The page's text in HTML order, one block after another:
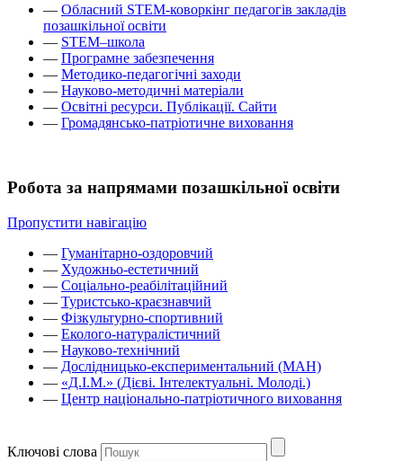
— Обласний STEM-коворкінг педагогів закладів
позашкільної освіти
— STEM–школа
— Програмне забезпечення
— Методико-педагогічні заходи
— Науково-методичні матеріали
— Освітні ресурси. Публікації. Сайти
— Громадянсько-патріотичне виховання
Робота за напрямами позашкільної освіти
Пропустити навігацію
— Гуманітарно-оздоровчий
— Художньо-естетичний
— Соціально-реабілітаційний
— Туристсько-краєзнавчий
— Фізкультурно-спортивний
— Еколого-натуралістичний
— Науково-технічний
— Дослідницько-експериментальний (МАН)
— «Д.І.М.» (Дієві. Інтелектуальні. Молоді.)
— Центр національно-патріотичного виховання
Ключові слова